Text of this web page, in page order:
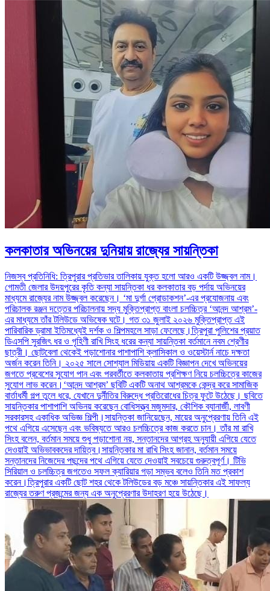
কলকাতার অভিনয়ের দুনিয়ায় রাজ্যের সায়ন্তিকা
নিজস্ব প্রতিনিধি: ত্রিপুরার প্রতিভার তালিকায় যুক্ত হলো আরও একটি উজ্জ্বল নাম।
গোমতী জেলার উদয়পুরের কৃতি কন্যা সায়ন্তিকা ধর কলকাতার বড় পর্দায় অভিনয়ের
মাধ্যমে রাজ্যের নাম উজ্জ্বল করেছেন। ‘মা দুর্গা প্রোডাকশন’-এর প্রযোজনায় এবং
পরিচালক রঞ্জন দত্তের পরিচালনায় সদ্য মুক্তিপ্রাপ্ত বাংলা চলচ্চিত্র ‘আনন্দ আশ্রম’-
এর মাধ্যমে তাঁর টলিউডে অভিষেক ঘটে। গত ৩১ জুলাই ২০২৬ মুক্তিপ্রাপ্ত এই
পারিবারিক ড্রামা ইতিমধ্যেই দর্শক ও শিল্পমহলে সাড়া ফেলেছে।ত্রিপুরা পুলিশের প্রয়াত
ডিএসপি সুরজিৎ ধর ও গৃহিণী রাখি সিংহ ধরের কন্যা সায়ন্তিকা বর্তমানে নবম শ্রেণীর
ছাত্রী। ছোটবেলা থেকেই পড়াশোনার পাশাপাশি ক্লাসিকাল ও ওয়েস্টার্ন নাচে দক্ষতা
অর্জন করেন তিনি। ২০২৫ সালে সোশ্যাল মিডিয়ায় একটি বিজ্ঞাপন দেখে অভিনয়ের
জগতে প্রবেশের সুযোগ পান এবং পরবর্তীতে কলকাতায় প্রশিক্ষণ নিয়ে চলচ্চিত্রে কাজের
সুযোগ লাভ করেন।‘আনন্দ আশ্রম’ ছবিটি একটি অনাথ আশ্রমকে কেন্দ্র করে সামাজিক
বার্তাধর্মী গল্প তুলে ধরে, যেখানে দুর্নীতির বিরুদ্ধে প্রতিরোধের চিত্র ফুটে উঠেছে। ছবিতে
সায়ন্তিকার পাশাপাশি অভিনয় করেছেন বোধিসত্ত্ব মজুমদার, কৌশিক ব্যানার্জী, লাবণী
সরকারসহ একাধিক অভিজ্ঞ শিল্পী।সায়ন্তিকা জানিয়েছেন, মায়ের অনুপ্রেরণায় তিনি এই
পথে এগিয়ে এসেছেন এবং ভবিষ্যতে আরও চলচ্চিত্রে কাজ করতে চান। তাঁর মা রাখি
সিংহ বলেন, বর্তমান সময়ে শুধু পড়াশোনা নয়, সন্তানদের আগ্রহ অনুযায়ী এগিয়ে যেতে
দেওয়াই অভিভাবকদের দায়িত্ব।সায়ন্তিকার মা রাখি সিংহ জানান, বর্তমান সময়ে
সন্তানদের নিজেদের পছন্দের পথে এগিয়ে যেতে দেওয়াই সবচেয়ে গুরুত্বপূর্ণ। টিভি
সিরিয়াল ও চলচ্চিত্র জগতেও সফল ক্যারিয়ার গড়া সম্ভব বলেও তিনি মত প্রকাশ
করেন।ত্রিপুরার একটি ছোট শহর থেকে টলিউডের বড় মঞ্চে সায়ন্তিকার এই সাফল্য
রাজ্যের তরুণ প্রজন্মের জন্য এক অনুপ্রেরণার উদাহরণ হয়ে উঠেছে।